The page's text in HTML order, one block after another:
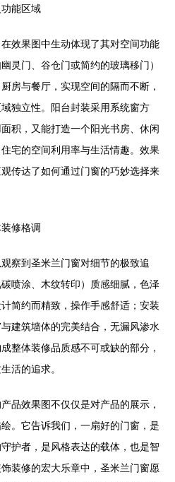
能区域
效果图中生动体现了其对空间功能
灵门、谷仓门或简约的玻璃移门）
房与餐厅，实现空间的隔而不断，
独立性。阳台封装采用系统窗方
积，又能打造一个阳光书房、休闲
宅的空间利用率与生活情趣。效果
传达了如何通过门窗的巧妙选择来
修格调
察到圣米兰门窗对细节的极致追
喷涂、木纹转印）质感细腻，色泽
简约而精致，操作手感舒适；安装
建筑墙体的完美结合，无漏风渗水
整体装修品质感不可或缺的部分，
活的追求。
品效果图不仅仅是对产品的展示，
。它告诉我们，一扇好的门窗，是
护者，是风格表达的载体，也是智
装修的宏大乐章中，圣米兰门窗愿